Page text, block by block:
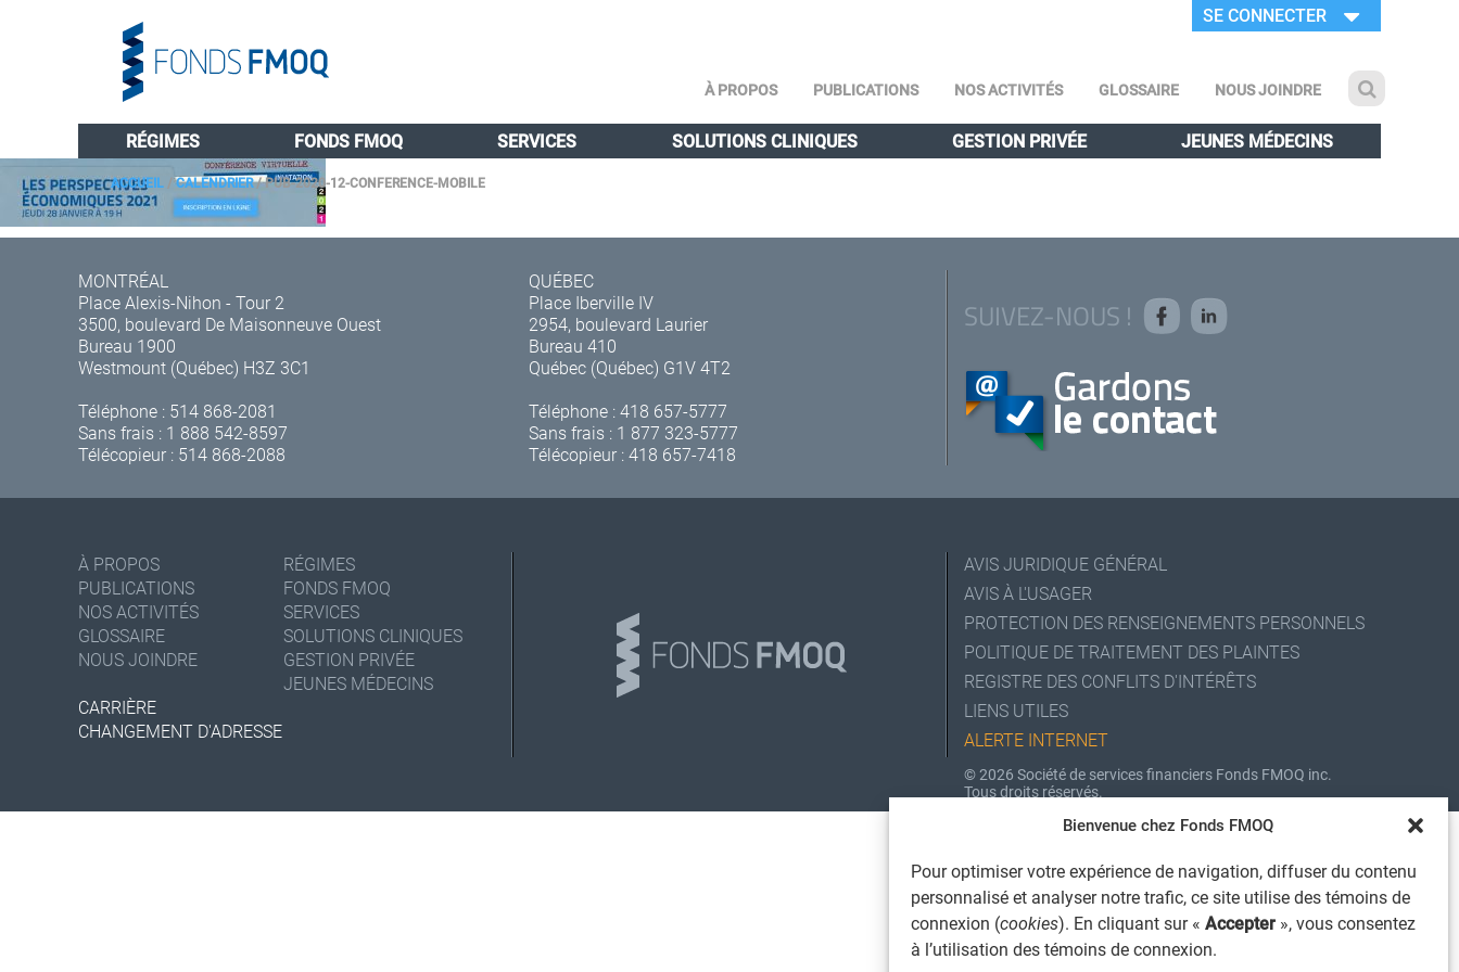
Bienvenue chez Fonds FMOQ
Pour optimiser votre expérience de navigation, diffuser du contenu
personnalisé et analyser notre trafic, ce site utilise des témoins de
connexion (cookies). En cliquant sur « Accepter », vous consentez
à l’utilisation des témoins de connexion.
SE CONNECTER
À PROPOS PUBLICATIONS NOS ACTIVITÉS GLOSSAIRE NOUS JOINDRE
RÉGIMES FONDS FMOQ SERVICES SOLUTIONS CLINIQUES GESTION PRIVÉE JEUNES MÉDECINS
ACCUEIL /CALENDRIER/PUB-2020-12-CONFERENCE-MOBILE
MONTRÉAL
Place Alexis-Nihon - Tour 2
3500, boulevard De Maisonneuve Ouest
Bureau 1900
Westmount (Québec) H3Z 3C1
Téléphone : 514 868-2081
Sans frais : 1 888 542-8597
Télécopieur : 514 868-2088
QUÉBEC
Place Iberville IV
2954, boulevard Laurier
Bureau 410
Québec (Québec) G1V 4T2
Téléphone :418 657-5777
Sans frais : 1 877 323-5777
Télécopieur : 418 657-7418
SUIVEZ-NOUS !
À PROPOS
PUBLICATIONS
NOS ACTIVITÉS
GLOSSAIRE
NOUS JOINDRE
RÉGIMES
FONDS FMOQ
SERVICES
SOLUTIONS CLINIQUES
GESTION PRIVÉE
JEUNES MÉDECINS
CARRIÈRE
CHANGEMENT D'ADRESSE
AVIS JURIDIQUE GÉNÉRAL
AVIS À L'USAGER
PROTECTION DES RENSEIGNEMENTS PERSONNELS
POLITIQUE DE TRAITEMENT DES PLAINTES
REGISTRE DES CONFLITS D'INTÉRÊTS
LIENS UTILES
ALERTE INTERNET
© 2026 Société de services financiers Fonds FMOQ inc.
Tous droits réservés.